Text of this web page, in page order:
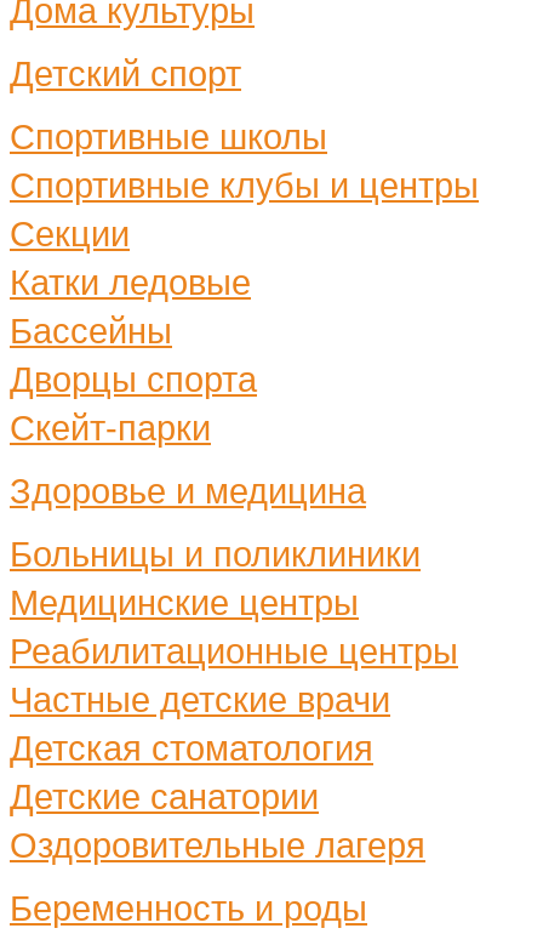
Дома культуры
Детский спорт
Спортивные школы
Спортивные клубы и центры
Секции
Катки ледовые
Бассейны
Дворцы спорта
Скейт-парки
Здоровье и медицина
Больницы и поликлиники
Медицинские центры
Реабилитационные центры
Частные детские врачи
Детская стоматология
Детские санатории
Оздоровительные лагеря
Беременность и роды